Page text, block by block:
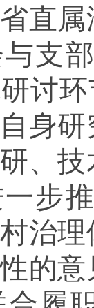
直
支
讨
身
、
步
治
的